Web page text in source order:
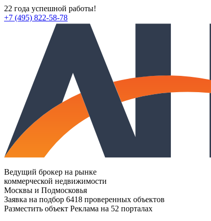
22 года успешной работы!
+7 (495) 822-58-78
Ведущий брокер на рынке
коммерческой недвижимости
Москвы и Подмосковья
Заявка на подбор 6418 проверенных объектов
Разместить объект Реклама на 52 порталах